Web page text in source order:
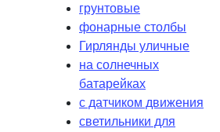
грунтовые
фонарные столбы
Гирлянды уличные
на солнечных
батарейках
с датчиком движения
светильники для